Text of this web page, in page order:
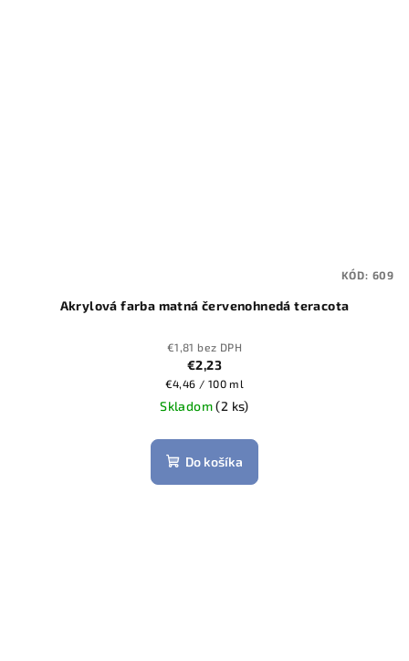
Akrylová farba matná červenohnedá teracota
€1,81 bez DPH
€2,23
Jednotková
cena:
€4,46 / 100 ml
Skladom(2 ks)
Do košíka
KÓD: 609